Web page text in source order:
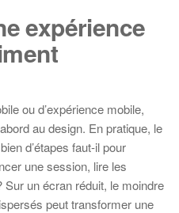
expérience
ou d’expérience mobile,
au design. En pratique, le
d’étapes faut-il pour
une session, lire les
un écran réduit, le moindre
peut transformer une